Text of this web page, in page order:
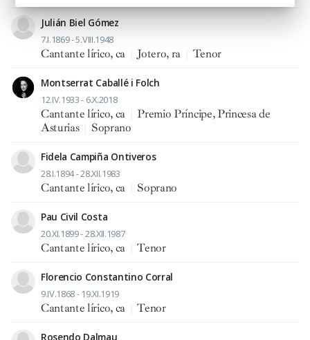
Julián Biel Gómez
7.I.1869 - 5.VIII.1948
Cantante lírico, ca Jotero, ra Tenor
Montserrat Caballé i Folch
12.IV.1933 - 6.X.2018
Cantante lírico, ca
Premio Príncipe, Princesa de
Asturias
Soprano
Fidela Campiña Ontiveros
28.I.1894 - 28.XII.1983
Cantante lírico, ca Soprano
Pau Civil Costa
20.XI.1899 - 28.XII.1987
Cantante lírico, ca Tenor
Florencio Constantino Corral
9.IV.1868 - 19.XI.1919
Cantante lírico, ca Tenor
Rosendo Dalmau